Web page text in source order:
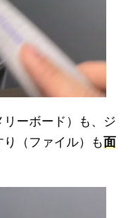
ーボード）も、ジ
（ファイル）も面